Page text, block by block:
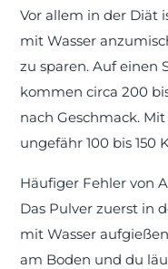
Vor allem in der Diät
mit Wasser
zu sparen. Auf einen
kommen circa 200
nach Geschmack.
ungefähr 100 bis 150
Häufiger Fehler von
Das Pulver zuerst in
mit Wasser
am Boden und du